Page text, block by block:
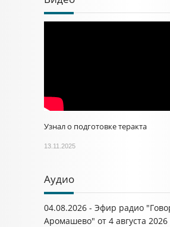
Узнал о подготовке теракта
13.11.2025
Аудио
04.08.2026 - Эфир радио
Аромашево" от 4 августа 2026